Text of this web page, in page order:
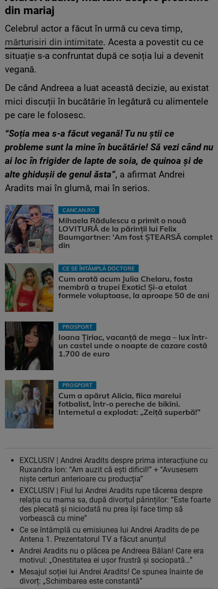
din mariaj
Celebrul actor a făcut în urmă cu ceva timp,
mărturisiri din intimitate. Acesta a povestit cu ce
situație s-a confruntat după ce soția lui a devenit
vegană.
De când Andreea a luat această decizie, au existat
mici discuții în bucătărie în legătură cu alimentele
pe care le folosesc.
“Soția mea s-a făcut vegană! Tu nu știi ce
probleme sunt la mine în bucătărie! Să vezi când nu
ai loc în frigider de lapte de soia, de quinoa și de
alte ghidușii de genul ăsta”, a afirmat Andrei
Aradits mai în glumă, mai în serios.
CANCAN.RO
Mihaela Rădulescu a primit o nouă
LOVITURĂ de la părinții lui Felix
Baumgartner: 'Am fost ȘTEARSĂ complet
din
CE SE ÎNTÂMPLĂ DOCTORE
Cum arată acum Julia Chelaru, fosta
membră a trupei Exotic! Și-a etalat
formele voluptoase, la aproape 50 de ani
PROSPORT
Ioana Țiriac, vacanță de mega – lux într-
un castel unde o noapte de cazare costă
1.700 de euro
PROSPORT
Cum a apărut Alicia, fiica marelui
fotbalist, într-o pereche de bikini.
Internetul a explodat: „Zeiță superbă!”
EXCLUSIV | Andrei Aradits despre prima interacțiune cu
Ruxandra Ion: “Am auzit că ești dificil!” + “Avusesem
niște certuri anterioare cu producția”
EXCLUSIV | Fiul lui Andrei Aradits rupe tăcerea despre
relația cu mama sa, după divorțul părinților: “Este foarte
des plecată și niciodată nu prea își face timp să
vorbească cu mine”
Ce se întâmplă cu emisiunea lui Andrei Aradits de pe
Antena 1. Prezentatorul TV a făcut anunțul
Andrei Aradits nu o plăcea pe Andreea Bălan! Care era
motivul: „Onestitatea ei ușor frustră și sociopată…”
Mesajul soției lui Andrei Aradits! Ce spunea înainte de
divorț: „Schimbarea este constantă”